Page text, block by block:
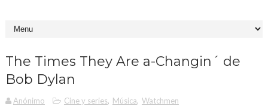
The Times They Are a-Changin´ de
Bob Dylan
Anónimo Cine y series, Música, Watchmen